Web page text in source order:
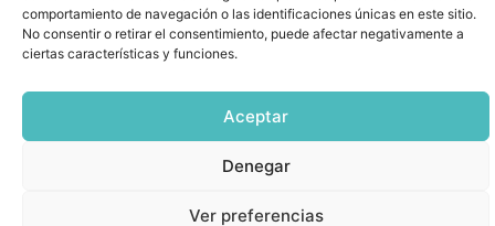
comportamiento de navegación o las identificaciones únicas en este sitio.
No consentir o retirar el consentimiento, puede afectar negativamente a
ciertas características y funciones.
Aceptar
Denegar
Ver preferencias